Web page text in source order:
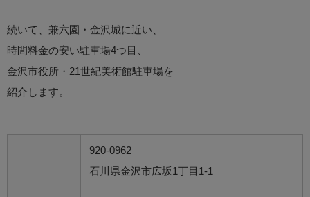
続いて、兼六園・金沢城に近い、
時間料金の安い駐車場4つ目、
金沢市役所・21世紀美術館駐車場を
紹介します。
920-0962
石川県金沢市広坂1丁目1-1